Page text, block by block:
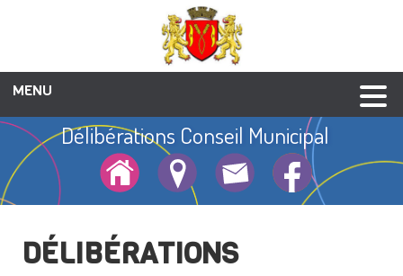
MENU
Mairie
Conseil municipal
Services municipaux
Location de salles
Plans
Réunions de conseil
Bulletins municipaux
Informations pratiques
Démarches administratives
Affichage légal des actes administratifs
Délibérations Conseil Municipal
Délibérations CCAS
Dépôts dossiers et Arrêtés Urbanisme
Arrêtés Voirie
Arrêtés Divers
Cimetière
Urbanisme
Enfance-jeunesse
Economie
Culture et patrimoine
Vie associative
Social et santé
Galerie photos
Annuaire
Animations
Liens utiles
Délibérations Conseil Municipal
DÉLIBÉRATIONS